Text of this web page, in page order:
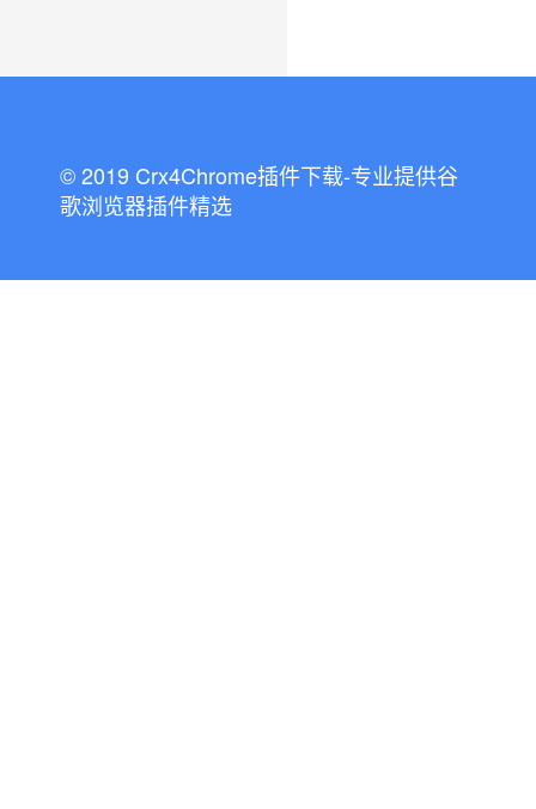
© 2019 Crx4Chrome插件下载-专业提供谷
歌浏览器插件精选